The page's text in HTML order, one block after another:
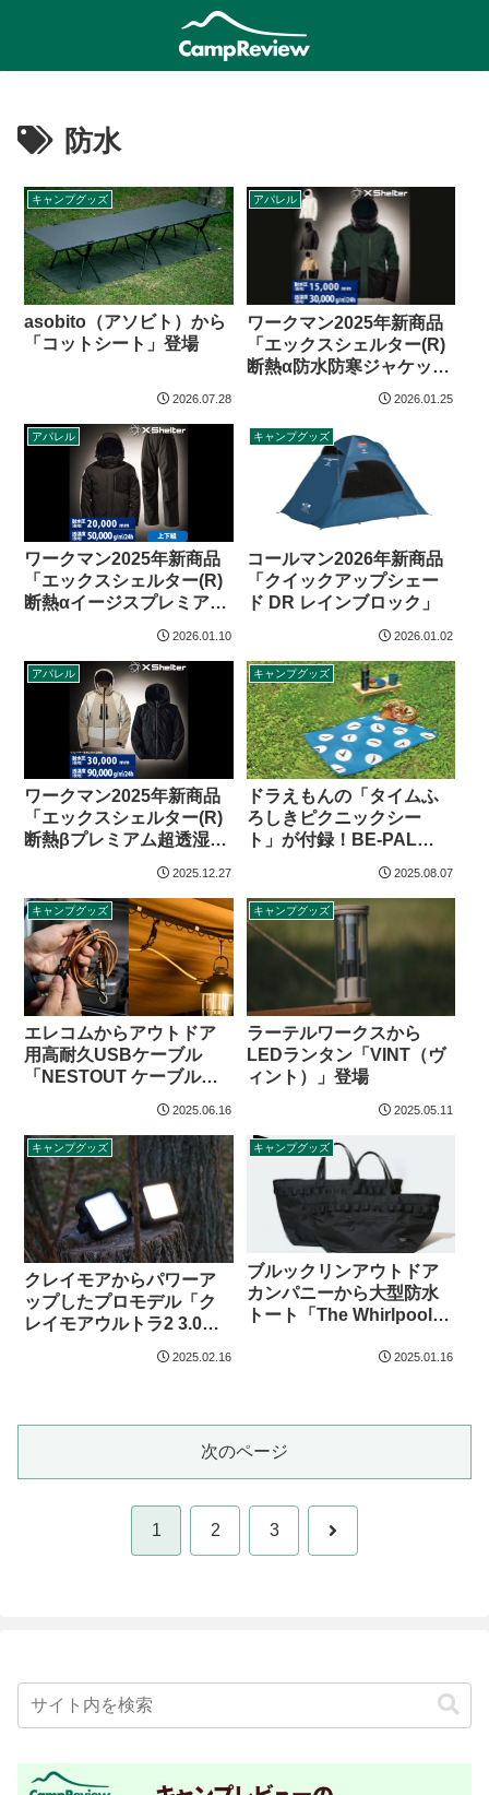
防水
キャンプグッズ
asobito（アソビト）から
「コットシート」登場
2026.07.28
アパレル
ワークマン2025年新商品
「エックスシェルター(R)
断熱α防水防寒ジャケッ
2026.01.25
アパレル
ワークマン2025年新商品
「エックスシェルター(R)
断熱αイージスプレミアム
2026.01.10
キャンプグッズ
コールマン2026年新商品
「クイックアップシェー
ド DR レインブロック」
2026.01.02
アパレル
ワークマン2025年新商品
「エックスシェルター(R)
断熱βプレミアム超透湿防
2025.12.27
キャンプグッズ
ドラえもんの「タイムふ
ろしきピクニックシー
ト」が付録！BE-PAL
2025.08.07
キャンプグッズ
エレコムからアウトドア
用高耐久USBケーブル
「NESTOUT ケーブル」
2025.06.16
キャンプグッズ
ラーテルワークスから
LEDランタン「VINT（ヴ
ィント）」登場
2025.05.11
キャンプグッズ
クレイモアからパワーア
ップしたプロモデル「ク
レイモアウルトラ2 3.0」
2025.02.16
キャンプグッズ
ブルックリンアウトドア
カンパニーから大型防水
トート「The Whirlpool
2025.01.16
次のページ
1 2 3 次